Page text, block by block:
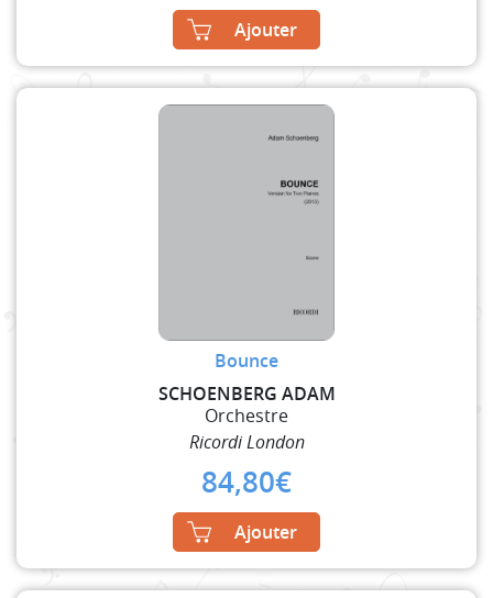
Ajouter
Bounce
SCHOENBERG ADAM
Orchestre
Ricordi London
84,80€
Ajouter